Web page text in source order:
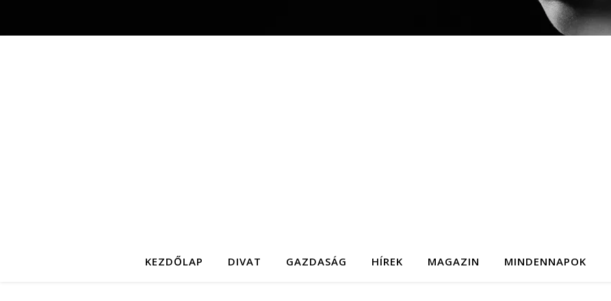
KEZDŐLAP DIVAT GAZDASÁG HÍREK MAGAZIN MINDENNAPOK